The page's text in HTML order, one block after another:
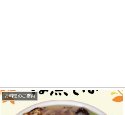
お料理のご案内